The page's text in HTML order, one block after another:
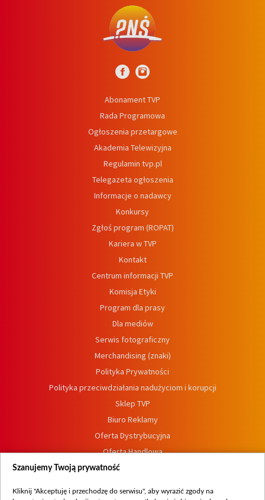
Abonament TVP
Rada Programowa
Ogłoszenia przetargowe
Akademia Telewizyjna
Regulamin tvp.pl
Telegazeta ogłoszenia
Informacje o nadawcy
Konkursy
Zgłoś program (ROPAT)
Kariera w TVP
Kontakt
Centrum informacji TVP
Komisja Etyki
Program dla prasy
Dla mediów
Serwis fotograficzny
Merchandising (znaki)
Polityka Prywatności
Polityka przeciwdziałania nadużyciom i korupcji
Sklep TVP
Biuro Reklamy
Oferta Dystrybucyjna
Oferta Handlowa
Dostępność
Szanujemy Twoją prywatność
Kliknij "Akceptuję i przechodzę do serwisu", aby wyrazić zgody na